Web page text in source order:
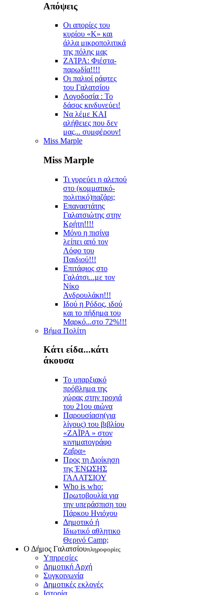
Απόψεις
Οι απορίες του
κυρίου «Κ» και
άλλα μικροπολιτικά
της πόλης μας
ZAΊΡΑ: Φιέστα-
παρωδία!!!!
Οι παλιοί ράφτες
του Γαλατσίου
Λογοδοσία : Το
δάσος κινδυνεύει!
Να λέμε ΚΑΙ
αλήθειες που δεν
μας... συμφέρουν!
Miss Marple
Miss Marple
Τι γυρεύει η αλεπού
στο (κομματικό-
πολιτικό)παζάρι;
Επαναστάτης
Γαλατσιώτης στην
Κρήτη!!!!
Μόνο η πισίνα
λείπει από τον
Λόφο του
Παιδιού!!!
Επιτάφιος στο
Γαλάτσι...με τον
Νίκο
Ανδρουλάκη!!!
Ιδού η Ρόδος, ιδού
και το πήδημα του
Μαρκό...στο 72%!!!
Βήμα Πολίτη
Κάτι είδα...κάτι
άκουσα
Το υπαρξιακό
πρόβλημα της
χώρας στην τροχιά
του 21ου αιώνα
Παρουσίαση(για
λίγους) του βιβλίου
«ΖΑΪΡΑ » στον
κινηματογράφο
Ζαΐρα»
Προς τη Διοίκηση
της ΈΝΩΣΗΣ
ΓΑΛΑΤΣΙΟΥ
Who is who:
Πρωτοβουλία για
την υπεράσπιση του
Πάρκου Ηνιόχου
Δημοτικό ή
Ιδιωτικό αθλητικο
Θερινό Camp;
Ο Δήμος Γαλατσίουπληροφορίες
Υπηρεσίες
Δημοτική Αρχή
Συγκοινωνία
Δημοτικές εκλογές